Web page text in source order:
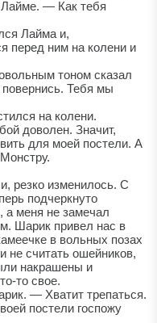
Лайме. — Как тебя
Лайма и,
перед ним на колени и
тоном сказал
Тебя мы
на колени.
доволен. Значит,
для моей постели. А
резко изменилось. С
подчеркнуто
а меня не замечал
Шарик привел нас в
в вольных позах
не считать ошейников,
накрашены и
то свое.
— Хватит трепаться.
постели госпожу